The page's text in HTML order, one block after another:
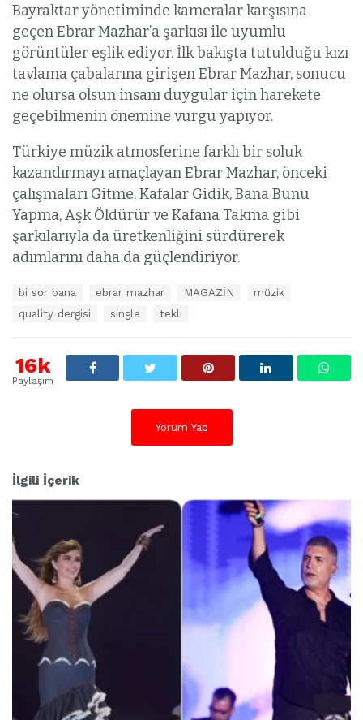
Bayraktar yönetiminde kameralar karşısına
geçen Ebrar Mazhar’a şarkısı ile uyumlu
görüntüler eşlik ediyor. İlk bakışta tutulduğu kızı
tavlama çabalarına girişen Ebrar Mazhar, sonucu
ne olursa olsun insanı duygular için harekete
geçebilmenin önemine vurgu yapıyor.
Türkiye müzik atmosferine farklı bir soluk
kazandırmayı amaçlayan Ebrar Mazhar, önceki
çalışmaları Gitme, Kafalar Gidik, Bana Bunu
Yapma, Aşk Öldürür ve Kafana Takma gibi
şarkılarıyla da üretkenliğini sürdürerek
adımlarını daha da güçlendiriyor.
t
l
bi sor bana ebrar mazhar MAGAZİN
müzik
quality dergisi
single tekli
16k
Paylaşım
Yorum Yap
İlgili İçerik